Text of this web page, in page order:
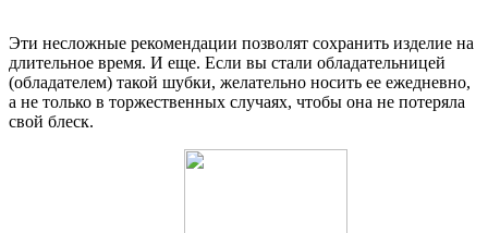
Эти несложные рекомендации позволят сохранить изделие на
длительное время. И еще. Если вы стали обладательницей
(обладателем) такой шубки, желательно носить ее ежедневно,
а не только в торжественных случаях, чтобы она не потеряла
свой блеск.